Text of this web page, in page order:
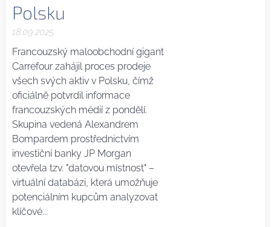
Polsku
18.09.2025
Francouzský maloobchodní gigant
Carrefour zahájil proces prodeje
všech svých aktiv v Polsku, čímž
oficiálně potvrdil informace
francouzských médií z pondělí.
Skupina vedená Alexandrem
Bompardem prostřednictvím
investiční banky JP Morgan
otevřela tzv. "datovou místnost" –
virtuální databázi, která umožňuje
potenciálním kupcům analyzovat
klíčové...